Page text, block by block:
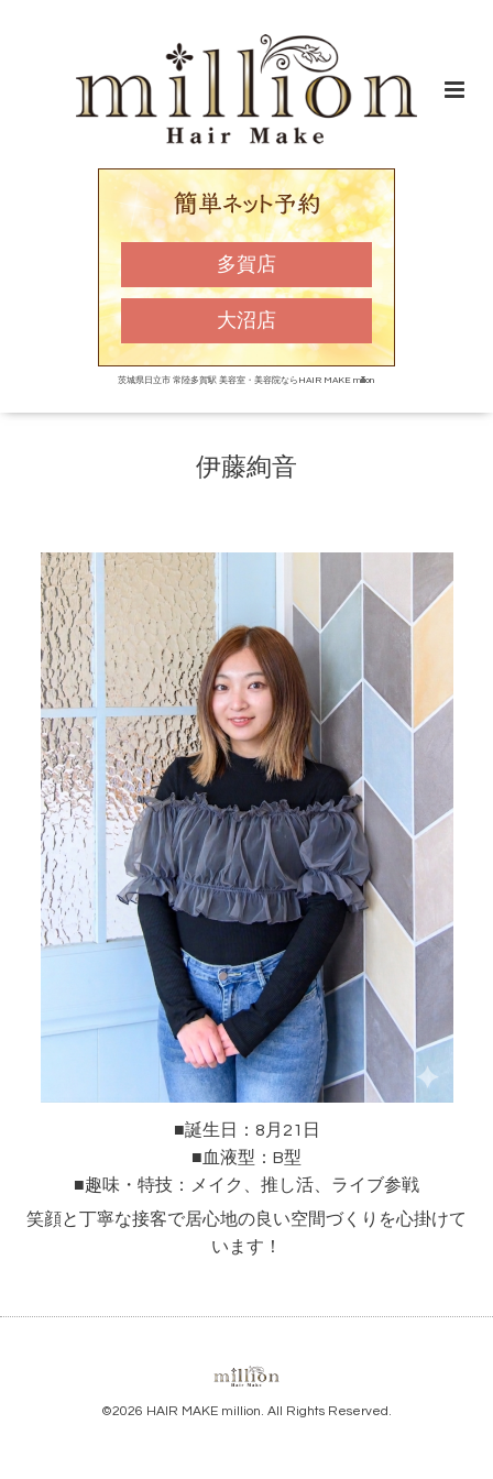
多賀店
大沼店
茨城県日立市 常陸多賀駅 美容室・美容院ならHAIR MAKE million
伊藤絢音
■誕生日：8月21日
■血液型：B型
■趣味・特技： メイク、推し活、ライブ参戦
笑顔と丁寧な接客で居心地の良い空間づくりを心掛けて
います！
©2026 HAIR MAKE million. All Rights Reserved.